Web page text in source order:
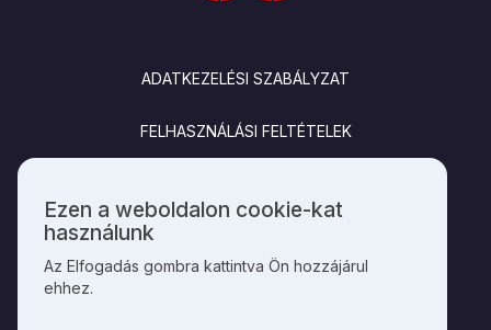
ADATKEZELÉSI SZABÁLYZAT
FELHASZNÁLÁSI FELTÉTELEK
Személyes
adatok
és
cookie-
Ezen a weboldalon cookie-kat
használunk
Az Elfogadás gombra kattintva Ön hozzájárul
ehhez.